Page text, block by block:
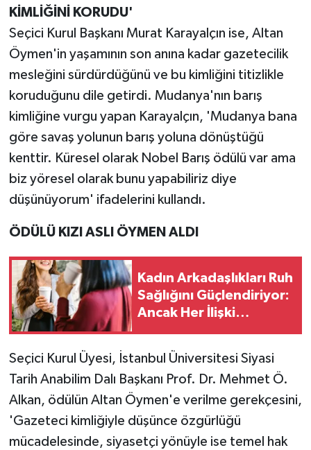
KİMLİĞİNİ KORUDU'
Seçici Kurul Başkanı Murat Karayalçın ise, Altan
Öymen'in yaşamının son anına kadar gazetecilik
mesleğini sürdürdüğünü ve bu kimliğini titizlikle
koruduğunu dile getirdi. Mudanya'nın barış
kimliğine vurgu yapan Karayalçın, 'Mudanya bana
göre savaş yolunun barış yoluna dönüştüğü
kenttir. Küresel olarak Nobel Barış ödülü var ama
biz yöresel olarak bunu yapabiliriz diye
düşünüyorum' ifadelerini kullandı.
ÖDÜLÜ KIZI ASLI ÖYMEN ALDI
Kadın Arkadaşlıkları Ruh
Sağlığını Güçlendiriyor:
Ancak Her İlişki
Seçici Kurul Üyesi, İstanbul Üniversitesi Siyasi
Tarih Anabilim Dalı Başkanı Prof. Dr. Mehmet Ö.
Alkan, ödülün Altan Öymen'e verilme gerekçesini,
'Gazeteci kimliğiyle düşünce özgürlüğü
mücadelesinde, siyasetçi yönüyle ise temel hak